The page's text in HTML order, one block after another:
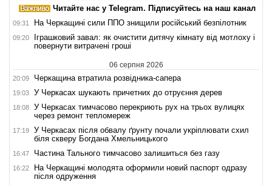
Читайте нас у Telegram. Підписуйтесь на наш канал
09:31 На Черкащині сили ППО знищили російський безпілотник
09:20
Іграшковий завал: як очистити дитячу кімнату від мотлоху і
повернути витрачені гроші
06 серпня 2026
20:09 Черкащина втратила розвідника-сапера
19:03 У Черкасах шукають причетних до отруєння дерев
18:08
У Черкасах тимчасово перекриють рух на трьох вулицях
через ремонт тепломереж
17:19
У Черкасах після обвалу ґрунту почали укріплювати схил
біля скверу Богдана Хмельницького
16:47 Частина Тального тимчасово залишиться без газу
16:22
На Черкащині молодята оформили новий паспорт одразу
після одруження